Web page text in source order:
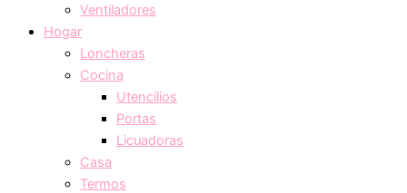
Ventiladores
Hogar
Loncheras
Cocina
Utencilios
Portas
Licuadoras
Casa
Termos